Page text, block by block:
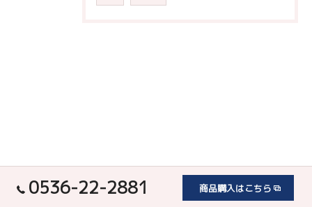
0536-22-2881 商品購入はこちら